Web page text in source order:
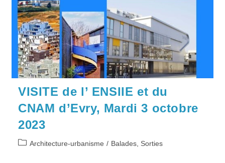
10
Janv.
Au
28
Février
2024
VISITE de l’ ENSIIE et du
CNAM d’Evry, Mardi 3 octobre
2023
PostArchitecture-urbanisme / Balades, Sorties